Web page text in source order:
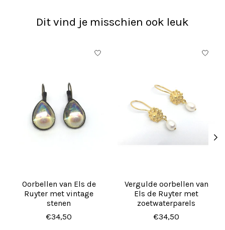
Dit vind je misschien ook leuk
Items van productcarrousel
Oorbellen van Els de
Ruyter met vintage
stenen
€34,50
Vergulde oorbellen van
Els de Ruyter met
zoetwaterparels
€34,50